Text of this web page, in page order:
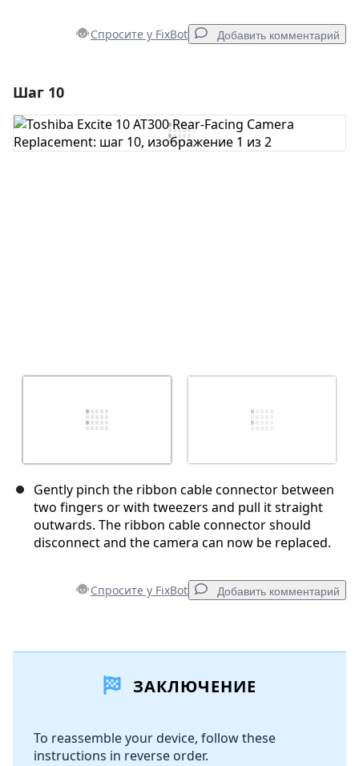
Спросите у FixBot Добавить комментарий
Добавить комментарий
Шаг 10
Gently pinch the ribbon cable connector between
two fingers or with tweezers and pull it straight
outwards. The ribbon cable connector should
disconnect and the camera can now be replaced.
Спросите у FixBot Добавить комментарий
Добавить комментарий
Отмена Оставить комментарий
ЗАКЛЮЧЕНИЕ
To reassemble your device, follow these
instructions in reverse order.